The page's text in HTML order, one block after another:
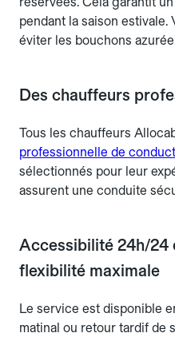
pendant la saison
éviter les bouchons
Des chauffeurs
Tous les chauffeurs
professionnelle de
sélectionnés pour leur
assurent une conduite
Accessibilité 24h/24
flexibilité maximale
Le service est disponible
matinal ou retour tardif de